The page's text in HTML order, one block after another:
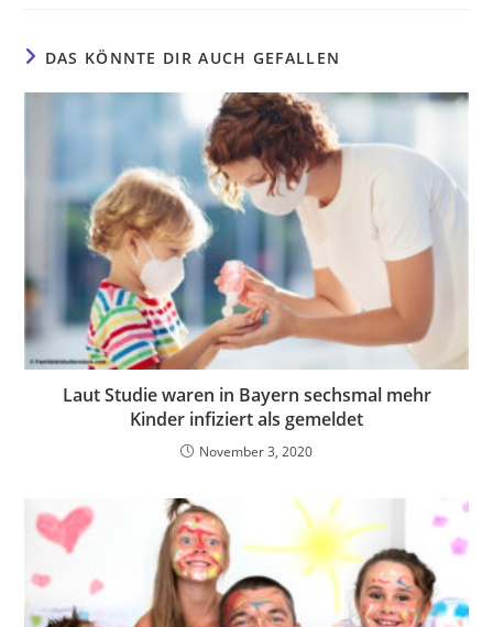
DAS KÖNNTE DIR AUCH GEFALLEN
Laut Studie waren in Bayern sechsmal mehr
Kinder infiziert als gemeldet
November 3, 2020